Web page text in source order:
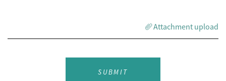
Attachment upload
SUBMIT